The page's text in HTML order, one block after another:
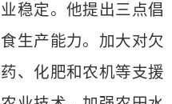
稳定。他提出三点倡
生产能力。加大对欠
、化肥和农机等支援